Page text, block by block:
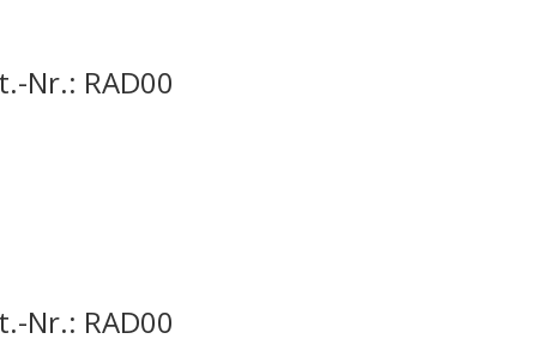
Nr.: RAD00
Nr.: RAD00